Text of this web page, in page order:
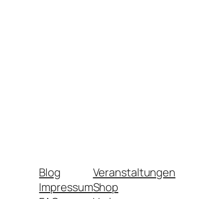
Blog
Impressum
Veranstaltungen
Shop